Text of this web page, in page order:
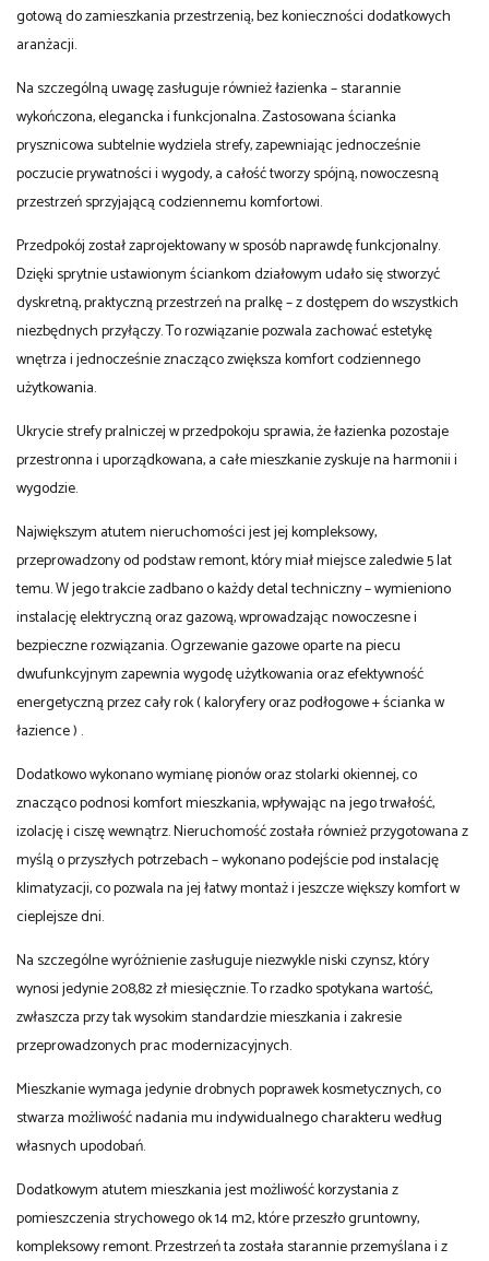
gotową do zamieszkania przestrzenią, bez konieczności dodatkowych
aranżacji.
Na szczególną uwagę zasługuje również łazienka – starannie
wykończona, elegancka i funkcjonalna. Zastosowana ścianka
prysznicowa subtelnie wydziela strefy, zapewniając jednocześnie
poczucie prywatności i wygody, a całość tworzy spójną, nowoczesną
przestrzeń sprzyjającą codziennemu komfortowi.
Przedpokój został zaprojektowany w sposób naprawdę funkcjonalny.
Dzięki sprytnie ustawionym ściankom działowym udało się stworzyć
dyskretną, praktyczną przestrzeń na pralkę – z dostępem do wszystkich
niezbędnych przyłączy. To rozwiązanie pozwala zachować estetykę
wnętrza i jednocześnie znacząco zwiększa komfort codziennego
użytkowania.
Ukrycie strefy pralniczej w przedpokoju sprawia, że łazienka pozostaje
przestronna i uporządkowana, a całe mieszkanie zyskuje na harmonii i
wygodzie.
Największym atutem nieruchomości jest jej kompleksowy,
przeprowadzony od podstaw remont, który miał miejsce zaledwie 5 lat
temu. W jego trakcie zadbano o każdy detal techniczny – wymieniono
instalację elektryczną oraz gazową, wprowadzając nowoczesne i
bezpieczne rozwiązania. Ogrzewanie gazowe oparte na piecu
dwufunkcyjnym zapewnia wygodę użytkowania oraz efektywność
energetyczną przez cały rok ( kaloryfery oraz podłogowe + ścianka w
łazience ) .
Dodatkowo wykonano wymianę pionów oraz stolarki okiennej, co
znacząco podnosi komfort mieszkania, wpływając na jego trwałość,
izolację i ciszę wewnątrz. Nieruchomość została również przygotowana z
myślą o przyszłych potrzebach – wykonano podejście pod instalację
klimatyzacji, co pozwala na jej łatwy montaż i jeszcze większy komfort w
cieplejsze dni.
Na szczególne wyróżnienie zasługuje niezwykle niski czynsz, który
wynosi jedynie 208,82 zł miesięcznie. To rzadko spotykana wartość,
zwłaszcza przy tak wysokim standardzie mieszkania i zakresie
przeprowadzonych prac modernizacyjnych.
Mieszkanie wymaga jedynie drobnych poprawek kosmetycznych, co
stwarza możliwość nadania mu indywidualnego charakteru według
własnych upodobań.
Dodatkowym atutem mieszkania jest możliwość korzystania z
pomieszczenia strychowego ok 14 m2, które przeszło gruntowny,
kompleksowy remont. Przestrzeń ta została starannie przemyślana i z